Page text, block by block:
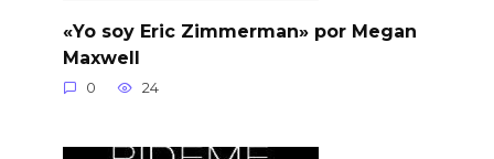
«Yo soy Eric Zimmerman» por Megan
Maxwell
0 24